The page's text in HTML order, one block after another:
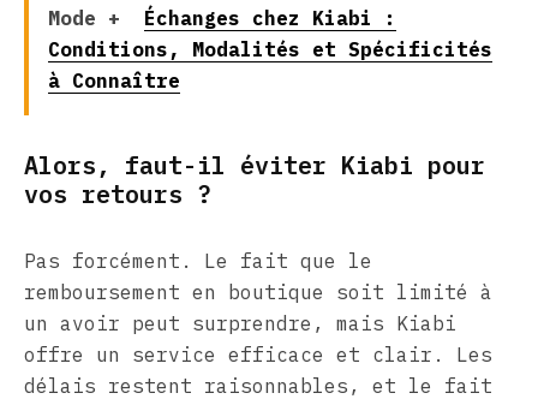
Mode +
Échanges chez Kiabi :
Conditions, Modalités et Spécificités
à Connaître
Alors, faut-il éviter Kiabi pour
vos retours ?
Pas forcément. Le fait que le
remboursement en boutique soit limité à
un avoir peut surprendre, mais Kiabi
offre un service efficace et clair. Les
délais restent raisonnables, et le fait